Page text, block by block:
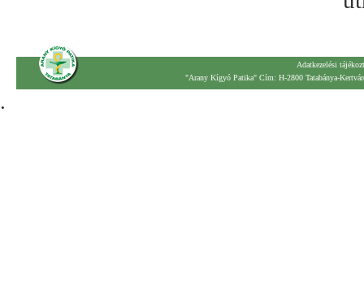
Adatkezelési
"Arany Kígyó Patika" Cím: H-2800 Tatabánya-
.